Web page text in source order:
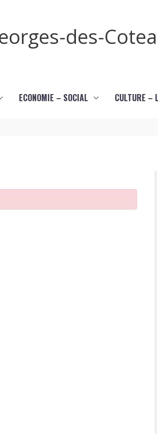
des-
ECONOMIE – SOCIAL CULTURE –